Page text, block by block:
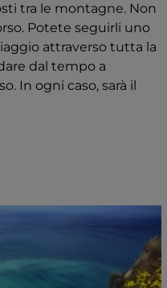
tra le montagne. Non
Potete seguirli uno
attraverso tutta la
dal tempo a
In ogni caso, sarà il